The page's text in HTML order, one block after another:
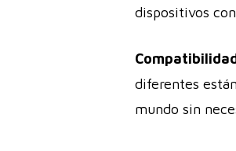
dispositivos
diferentes
mundo sin